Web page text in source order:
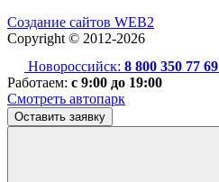
Создание сайтов WEB2
Copyright © 2012-2026
Новороссийск: 8 800 350 77 69
Работаем: с 9:00 до 19:00
Смотреть автопарк
Оставить заявку